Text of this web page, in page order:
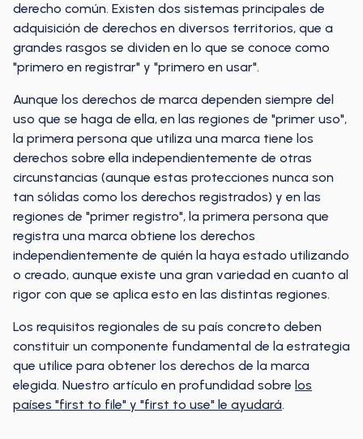
derecho común. Existen dos sistemas principales de
adquisición de derechos en diversos territorios, que a
grandes rasgos se dividen en lo que se conoce como
"primero en registrar" y "primero en usar".
Aunque los derechos de marca dependen siempre del
uso que se haga de ella, en las regiones de "primer uso",
la primera persona que utiliza una marca tiene los
derechos sobre ella independientemente de otras
circunstancias (aunque estas protecciones nunca son
tan sólidas como los derechos registrados) y en las
regiones de "primer registro", la primera persona que
registra una marca obtiene los derechos
independientemente de quién la haya estado utilizando
o creado, aunque existe una gran variedad en cuanto al
rigor con que se aplica esto en las distintas regiones.
Los requisitos regionales de su país concreto deben
constituir un componente fundamental de la estrategia
que utilice para obtener los derechos de la marca
elegida. Nuestro artículo en profundidad sobre los
países "first to file" y "first to use" le ayudará.